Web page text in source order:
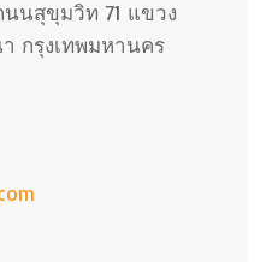
นนสุขุมวิท 71 แขวง
กรุงเทพมหานคร